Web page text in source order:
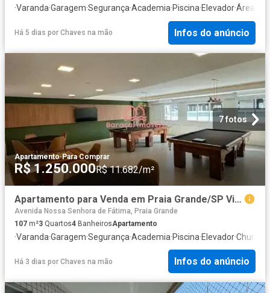
·Varanda·Garagem·Segurança·Academia·Piscina·Elevador·Área de
Há 5 dias por Chaves na mão Infos do anúncio
7 fotos
Apartamento·Para Comprar
R$ 1.250.000R$ 11.682/m²
Apartamento para Venda em Praia Grande/SP Vila Caiçara 3 Quartos
Avenida Nossa Senhora de Fátima, Praia Grande
107 m²3 Quartos4 BanheirosApartamento
·Varanda·Garagem·Segurança·Academia·Piscina·Elevador·
Há 3 dias por Chaves na mão Infos do anúncio